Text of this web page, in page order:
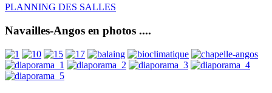
PLANNING DES SALLES
Navailles-Angos en photos ....